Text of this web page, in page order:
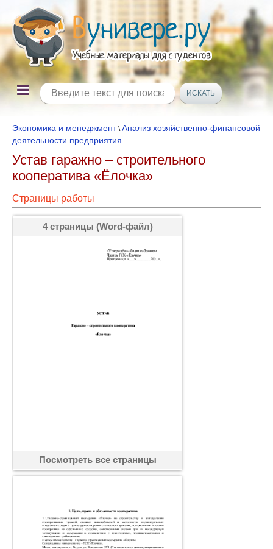
Экономика и менеджмент\Анализ хозяйственно-финансовой
деятельности предприятия
Устав гаражно – строительного
кооператива «Ёлочка»
Страницы работы
4 страницы (Word-файл)
Посмотреть все страницы